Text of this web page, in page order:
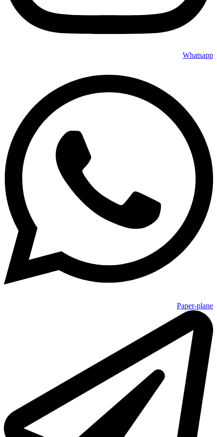
Whatsapp
Paper-plane